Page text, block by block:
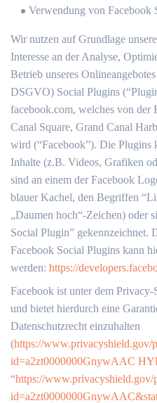
Verwendung von Facebook
Wir nutzen auf Grundlage
Interesse an der Analyse,
Betrieb unseres
DSGVO) Social Plugins
facebook.com, welches von der
Canal Square, Grand Canal
wird (“Facebook”). Die Plugins
Inhalte (z.B. Videos, Grafiken
sind an einem der Facebook
blauer Kachel, den Begriffen
„Daumen hoch“-Zeichen) oder
Social Plugin” gekennzeichnet.
Facebook Social Plugins kann
werden: https://
Facebook ist unter dem
und bietet hierdurch eine
Datenschutzrecht einzuhalten
(https://www.privacyshield.gov/
id=a2zt0000000GnywAAC
“https://www.privacyshield.gov/